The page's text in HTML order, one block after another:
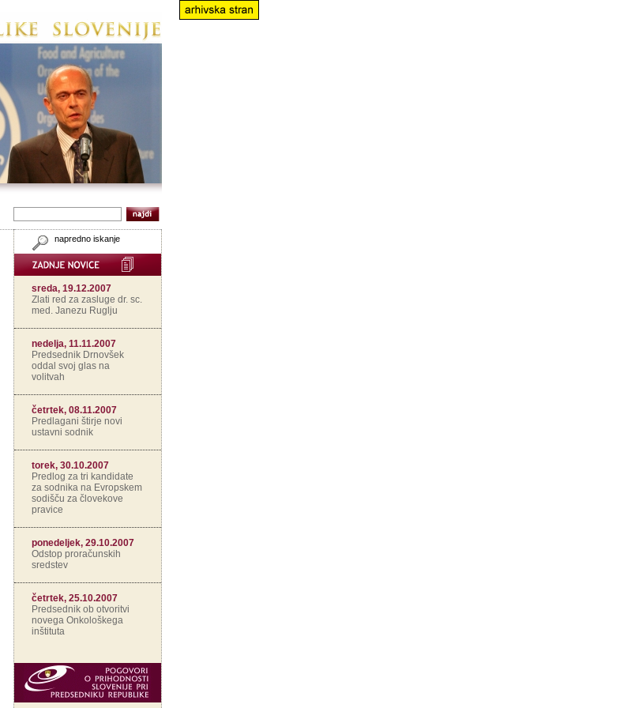
napredno iskanje
sreda, 19.12.2007
Zlati red za zasluge dr. sc.
med. Janezu Ruglju
nedelja, 11.11.2007
Predsednik Drnovšek
oddal svoj glas na
volitvah
četrtek, 08.11.2007
Predlagani štirje novi
ustavni sodnik
torek, 30.10.2007
Predlog za tri kandidate
za sodnika na Evropskem
sodišču za človekove
pravice
ponedeljek, 29.10.2007
Odstop proračunskih
sredstev
četrtek, 25.10.2007
Predsednik ob otvoritvi
novega Onkološkega
inštituta